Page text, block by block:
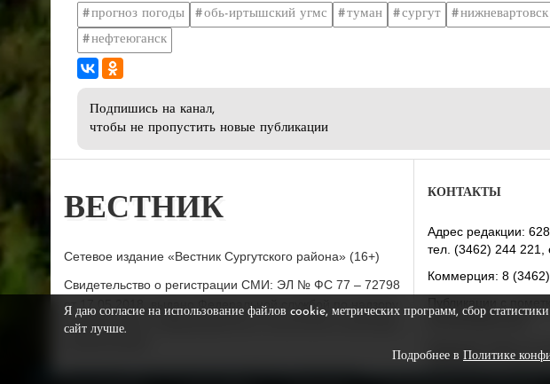
прогноз погоды обь-иртышский угмс туман сургут нижневартовск
нефтеюганск
Подпишись на канал,
чтобы не пропустить новые публикации
ВЕСТНИК
Сетевое издание «Вестник Сургутского района» (16+)
Свидетельство о регистрации СМИ: ЭЛ № ФС 77 – 72798
от 17.05.2018, выдано Федеральной службой по надзору
в сфере связи, информационных технологий и массовых
КОНТАКТЫ
Адрес редакции:
тел. (3462) 244 221,
Коммерция: 8
рекламодателем.
Материалы
Я даю согласие на использование файлов cookie, метрических программ, сбор
сайт лучше.
Подробнее в Политике